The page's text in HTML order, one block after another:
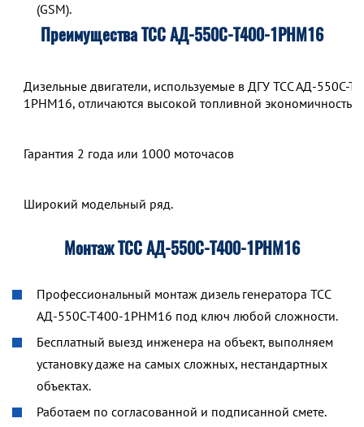
(GSM).
Преимущества ТСС АД-550С-Т400-1РНМ16
Дизельные двигатели, используемые в ДГУ ТСС АД-550С-
1РНМ16, отличаются высокой топливной экономичностью.
Гарантия 2 года или 1000 моточасов
Широкий модельный ряд.
Монтаж ТСС АД-550С-Т400-1РНМ16
Профессиональный монтаж дизель генератора ТСС
АД-550С-Т400-1РНМ16 под ключ любой сложности.
Бесплатный выезд инженера на объект, выполняем
установку даже на самых сложных, нестандартных
объектах.
Работаем по согласованной и подписанной смете.